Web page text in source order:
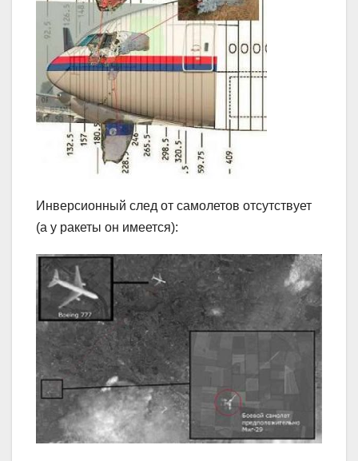
Инверсионный след от самолетов отсутствует
(а у ракеты он имеется):